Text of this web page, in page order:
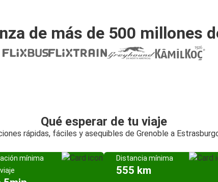
de más de 500 millones
Qué esperar de tu viaje
rápidas, fáciles y asequibles de Grenoble a
mínima
Distancia mínima
555 km